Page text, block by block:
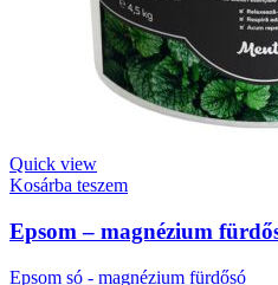
Quick view
Kosárba teszem
Epsom – magnézium
Epsom só - magnézium fürdősó